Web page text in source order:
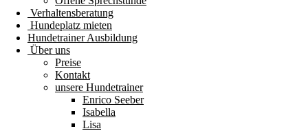
Verhaltensberatung
Hundeplatz mieten
Hundetrainer Ausbildung
Über uns
Preise
Kontakt
unsere Hundetrainer
Enrico Seeber
Isabella
Lisa